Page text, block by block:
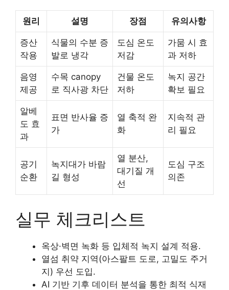
원리 설명 장점 유의사항
증산
작용
식물의 수분 증
발로 냉각
도심 온도
저감
가뭄 시 효
과 저하
음영
제공
수목 canopy
로 직사광 차단
건물 온도
저하
녹지 공간
확보 필요
알베
도 효
과
표면 반사율 증
가
열 축적 완
화
지속적 관
리 필요
공기
순환
녹지대가 바람
길 형성
열 분산,
대기질 개
선
도심 구조
의존
실무 체크리스트
옥상·벽면 녹화 등 입체적 녹지 설계 적용.
열섬 취약 지역(아스팔트 도로, 고밀도 주거
지) 우선 도입.
AI 기반 기후 데이터 분석을 통한 최적 식재